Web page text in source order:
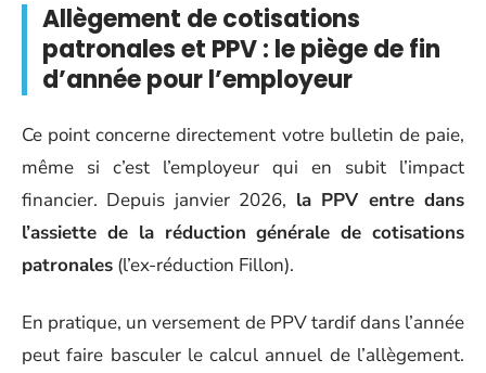
Allègement de cotisations
patronales et PPV : le piège de fin
d’année pour l’employeur
Ce point concerne directement votre bulletin de paie,
même si c’est l’employeur qui en subit l’impact
financier. Depuis janvier 2026, la PPV entre dans
l’assiette de la réduction générale de cotisations
patronales (l’ex-réduction Fillon).
En pratique, un versement de PPV tardif dans l’année
peut faire basculer le calcul annuel de l’allègement.